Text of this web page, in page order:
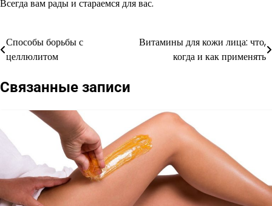
Всегда вам рады и стараемся для вас.
Навигация
по
записям
Способы борьбы с
целлюлитом
Витамины для кожи лица: что,
когда и как применять
Связанные записи